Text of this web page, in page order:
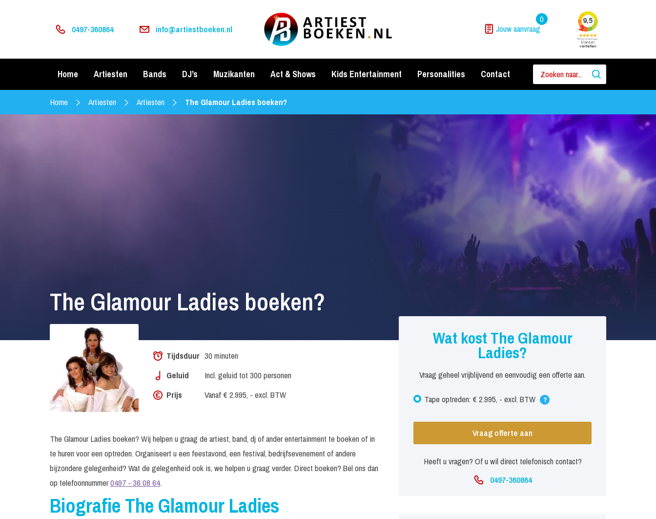
0497-360864 info@artiestboeken.nl Jouw aanvraag
0
Home Artiesten Bands DJ’s Muzikanten Act & Shows Kids Entertainment Personalities Contact
Home Artiesten Artiesten The Glamour Ladies boeken?
The Glamour Ladies boeken?
Tijdsduur 30 minuten
Geluid
Incl. geluid tot 300 personen
Prijs
Vanaf € 2.995, - excl. BTW
The Glamour Ladies boeken? Wij helpen u graag de artiest, band, dj of ander entertainment te boeken of in
te huren voor een optreden. Organiseert u een feestavond, een festival, bedrijfsevenement of andere
bijzondere gelegenheid? Wat de gelegenheid ook is, we helpen u graag verder. Direct boeken? Bel ons dan
op telefoonnummer0497 - 36 08 64.
Biografie The Glamour Ladies
Wat kost The Glamour
Ladies?
Vraag geheel vrijblijvend en eenvoudig een offerte aan.
Tape optreden: € 2.995, - excl. BTW ?
Vraag offerte aan
Heeft u vragen? Of u wil direct telefonisch contact?
0497-360864